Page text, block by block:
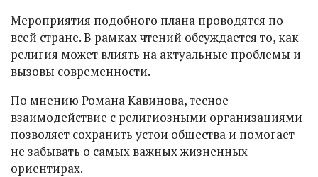
Мероприятия подобного плана проводятся по
всей стране. В рамках чтений обсуждается то, как
религия может влиять на актуальные проблемы и
вызовы современности.
По мнению Романа Кавинова, тесное
взаимодействие с религиозными организациями
позволяет сохранить устои общества и помогает
не забывать о самых важных жизненных
ориентирах.